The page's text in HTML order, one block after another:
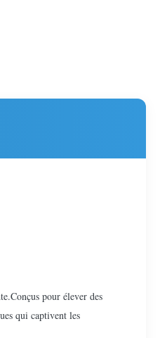
pour élever des
qui captivent les